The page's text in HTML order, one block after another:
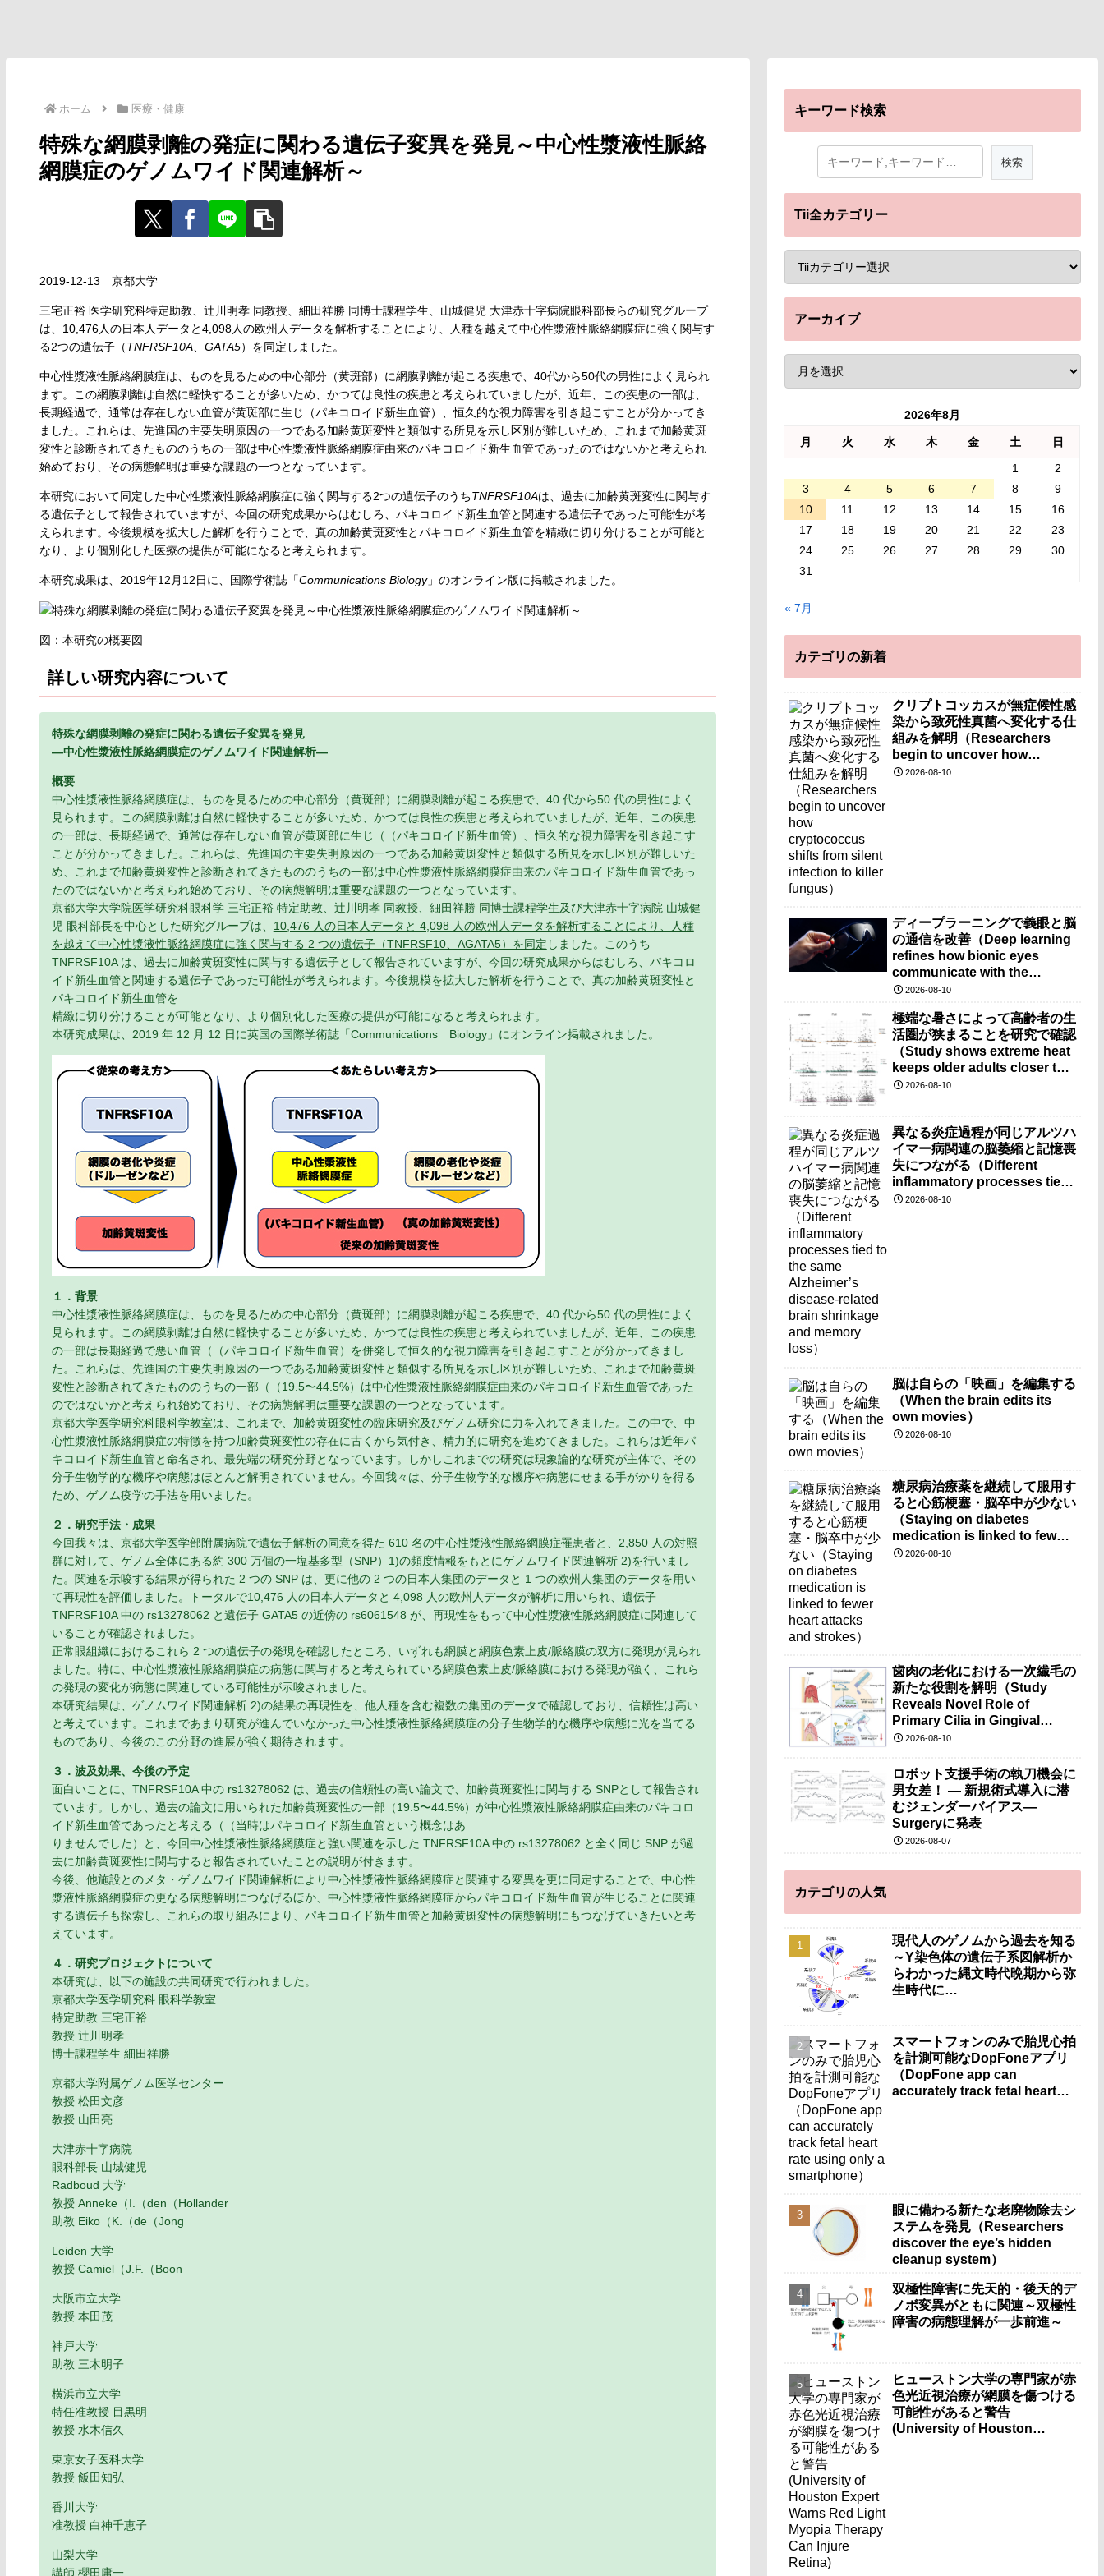
ホーム 医療・健康
特殊な網膜剥離の発症に関わる遺伝子変異を発見～中心性漿液性脈絡
網膜症のゲノムワイド関連解析～
2019-12-13 京都大学
三宅正裕 医学研究科特定助教、辻川明孝 同教授、細田祥勝 同博士課程学生、山城健児 大津赤十字病院眼科部長らの研究グループ
は、10,476人の日本人データと4,098人の欧州人データを解析することにより、人種を越えて中心性漿液性脈絡網膜症に強く関与す
る2つの遺伝子（TNFRSF10A、 GATA5）を同定しました。
中心性漿液性脈絡網膜症は、ものを見るための中心部分（黄斑部）に網膜剥離が起こる疾患で、40代から50代の男性によく見られ
ます。この網膜剥離は自然に軽快することが多いため、かつては良性の疾患と考えられていましたが、近年、この疾患の一部は、
長期経過で、通常は存在しない血管が黄斑部に生じ（パキコロイド新生血管）、恒久的な視力障害を引き起こすことが分かってき
ました。これらは、先進国の主要失明原因の一つである加齢黄斑変性と類似する所見を示し区別が難しいため、これまで加齢黄斑
変性と診断されてきたもののうちの一部は中心性漿液性脈絡網膜症由来のパキコロイド新生血管であったのではないかと考えられ
始めており、その病態解明は重要な課題の一つとなっています。
本研究において同定した中心性漿液性脈絡網膜症に強く関与する2つの遺伝子のうちTNFRSF10Aは、過去に加齢黄斑変性に関与す
る遺伝子として報告されていますが、今回の研究成果からはむしろ、パキコロイド新生血管と関連する遺伝子であった可能性が考
えられます。今後規模を拡大した解析を行うことで、真の加齢黄斑変性とパキコロイド新生血管を精緻に切り分けることが可能と
なり、より個別化した医療の提供が可能になると考えられます。
本研究成果は、2019年12月12日に、国際学術誌「Communications Biology」のオンライン版に掲載されました。
図：本研究の概要図
詳しい研究内容について
特殊な網膜剥離の発症に関わる遺伝子変異を発見
―中心性漿液性脈絡網膜症のゲノムワイド関連解析―
概要
中心性漿液性脈絡網膜症は、ものを見るための中心部分（黄斑部）に網膜剥離が起こる疾患で、40 代から50 代の男性によく
見られます。この網膜剥離は自然に軽快することが多いため、かつては良性の疾患と考えられていましたが、近年、この疾患
の一部は、長期経過で、通常は存在しない血管が黄斑部に生じ（（パキコロイド新生血管）、恒久的な視力障害を引き起こす
ことが分かってきました。これらは、先進国の主要失明原因の一つである加齢黄斑変性と類似する所見を示し区別が難しいた
め、これまで加齢黄斑変性と診断されてきたもののうちの一部は中心性漿液性脈絡網膜症由来のパキコロイド新生血管であっ
たのではないかと考えられ始めており、その病態解明は重要な課題の一つとなっています。
京都大学大学院医学研究科眼科学 三宅正裕 特定助教、辻川明孝 同教授、細田祥勝 同博士課程学生及び大津赤十字病院 山城健
児 眼科部長を中心とした研究グループは、 10,476 人の日本人データと 4,098 人の欧州人データを解析することにより、人種
を越えて中心性漿液性脈絡網膜症に強く関与する 2 つの遺伝子（TNFRSF10、AGATA5）を同定 しました。このうち
TNFRSF10A は、過去に加齢黄斑変性に関与する遺伝子として報告されていますが、今回の研究成果からはむしろ、パキコロ
イド新生血管と関連する遺伝子であった可能性が考えられます。今後規模を拡大した解析を行うことで、真の加齢黄斑変性と
パキコロイド新生血管を
精緻に切り分けることが可能となり、より個別化した医療の提供が可能になると考えられます。
本研究成果は、2019 年 12 月 12 日に英国の国際学術誌「Communications Biology」にオンライン掲載されました。
１．背景
中心性漿液性脈絡網膜症は、ものを見るための中心部分（黄斑部）に網膜剥離が起こる疾患で、40 代から50 代の男性によく
見られます。この網膜剥離は自然に軽快することが多いため、かつては良性の疾患と考えられていましたが、近年、この疾患
の一部は長期経過で悪い血管（（パキコロイド新生血管）を併発して恒久的な視力障害を引き起こすことが分かってきまし
た。これらは、先進国の主要失明原因の一つである加齢黄斑変性と類似する所見を示し区別が難しいため、これまで加齢黄斑
変性と診断されてきたもののうちの一部（（19.5〜44.5%）は中心性漿液性脈絡網膜症由来のパキコロイド新生血管であった
のではないかと考えられ始めており、その病態解明は重要な課題の一つとなっています。
京都大学医学研究科眼科学教室は、これまで、加齢黄斑変性の臨床研究及びゲノム研究に力を入れてきました。この中で、中
心性漿液性脈絡網膜症の特徴を持つ加齢黄斑変性の存在に古くから気付き、精力的に研究を進めてきました。これらは近年パ
キコロイド新生血管と命名され、最先端の研究分野となっています。しかしこれまでの研究は現象論的な研究が主体で、その
分子生物学的な機序や病態はほとんど解明されていません。今回我々は、分子生物学的な機序や病態にせまる手がかりを得る
ため、ゲノム疫学の手法を用いました。
２．研究手法・成果
今回我々は、京都大学医学部附属病院で遺伝子解析の同意を得た 610 名の中心性漿液性脈絡網膜症罹患者と、2,850 人の対照
群に対して、ゲノム全体にある約 300 万個の一塩基多型（SNP）1)の頻度情報をもとにゲノムワイド関連解析 2)を行いまし
た。関連を示唆する結果が得られた 2 つの SNP は、更に他の 2 つの日本人集団のデータと 1 つの欧州人集団のデータを用い
て再現性を評価しました。トータルで10,476 人の日本人データと 4,098 人の欧州人データが解析に用いられ、遺伝子
TNFRSF10A 中の rs13278062 と遺伝子 GATA5 の近傍の rs6061548 が、再現性をもって中心性漿液性脈絡網膜症に関連して
いることが確認されました。
正常眼組織におけるこれら 2 つの遺伝子の発現を確認したところ、いずれも網膜と網膜色素上皮/脈絡膜の双方に発現が見られ
ました。特に、中心性漿液性脈絡網膜症の病態に関与すると考えられている網膜色素上皮/脈絡膜における発現が強く、これら
の発現の変化が病態に関連している可能性が示唆されました。
本研究結果は、ゲノムワイド関連解析 2)の結果の再現性を、他人種を含む複数の集団のデータで確認しており、信頼性は高い
と考えています。これまであまり研究が進んでいなかった中心性漿液性脈絡網膜症の分子生物学的な機序や病態に光を当てる
ものであり、今後のこの分野の進展が強く期待されます。
３．波及効果、今後の予定
面白いことに、TNFRSF10A 中の rs13278062 は、過去の信頼性の高い論文で、加齢黄斑変性に関与する SNPとして報告され
ています。しかし、過去の論文に用いられた加齢黄斑変性の一部（19.5〜44.5%）が中心性漿液性脈絡網膜症由来のパキコロ
イド新生血管であったと考える（（当時はパキコロイド新生血管という概念はあ
りませんでした）と、今回中心性漿液性脈絡網膜症と強い関連を示した TNFRSF10A 中の rs13278062 と全く同じ SNP が過
去に加齢黄斑変性に関与すると報告されていたことの説明が付きます。
今後、他施設とのメタ・ゲノムワイド関連解析により中心性漿液性脈絡網膜症と関連する変異を更に同定することで、中心性
漿液性脈絡網膜症の更なる病態解明につなげるほか、中心性漿液性脈絡網膜症からパキコロイド新生血管が生じることに関連
する遺伝子も探索し、これらの取り組みにより、パキコロイド新生血管と加齢黄斑変性の病態解明にもつなげていきたいと考
えています。
４．研究プロジェクトについて
本研究は、以下の施設の共同研究で行われました。
京都大学医学研究科 眼科学教室
特定助教 三宅正裕
教授 辻川明孝
博士課程学生 細田祥勝
京都大学附属ゲノム医学センター
教授 松田文彦
教授 山田亮
大津赤十字病院
眼科部長 山城健児
Radboud 大学
教授 Anneke（I.（den（Hollander
助教 Eiko（K.（de（Jong
Leiden 大学
教授 Camiel（J.F.（Boon
大阪市立大学
教授 本田茂
神戸大学
助教 三木明子
横浜市立大学
特任准教授 目黒明
教授 水木信久
東京女子医科大学
教授 飯田知弘
香川大学
准教授 白神千恵子
山梨大学
講師 櫻田庸一
キーワード検索
Tii全カテゴリー
アーカイブ
2026年8月
月 火 水 木 金 土
日
1
2
3
4 5 6 7 8
9
10
11 12 13 14 15
16
17
18 19 20 21 22
23
24
25 26 27 28 29
30
31
« 7月
カテゴリの新着
クリプトコッカスが無症候性感
染から致死性真菌へ変化する仕
組みを解明（Researchers
begin to uncover how
cryptococcus shifts from
2026-08-10
ディープラーニングで義眼と脳
の通信を改善（Deep learning
refines how bionic eyes
communicate with the
brain）
2026-08-10
極端な暑さによって高齢者の生
活圏が狭まることを研究で確認
（Study shows extreme heat
keeps older adults closer to
home）
2026-08-10
異なる炎症過程が同じアルツハ
イマー病関連の脳萎縮と記憶喪
失につながる（Different
inflammatory processes tied
to the same Alzheimer’s
2026-08-10
脳は自らの「映画」を編集する
（When the brain edits its
own movies）
2026-08-10
糖尿病治療薬を継続して服用す
ると心筋梗塞・脳卒中が少ない
（Staying on diabetes
medication is linked to fewer
heart attacks and strokes）
2026-08-10
歯肉の老化における一次繊毛の
新たな役割を解明（Study
Reveals Novel Role of
Primary Cilia in Gingival
Aging）
2026-08-10
ロボット支援手術の執刀機会に
男女差！ — 新規術式導入に潜
むジェンダーバイアス—
Surgeryに発表
2026-08-07
カテゴリの人気
現代人のゲノムから過去を知る
～Y染色体の遺伝子系図解析か
らわかった縄文時代晩期から弥
生時代に…
スマートフォンのみで胎児心拍
を計測可能なDopFoneアプリ
（DopFone app can
accurately track fetal heart
眼に備わる新たな老廃物除去シ
ステムを発見（Researchers
discover the eye’s hidden
cleanup system）
双極性障害に先天的・後天的デ
ノボ変異がともに関連～双極性
障害の病態理解が一歩前進～
ヒューストン大学の専門家が赤
色光近視治療が網膜を傷つける
可能性があると警告
(University of Houston